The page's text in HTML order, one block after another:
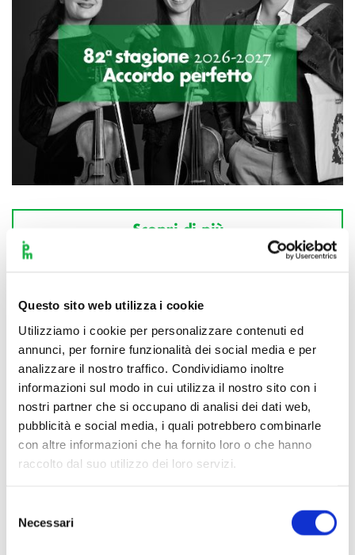
Questo sito web utilizza i cookie
Utilizziamo i cookie per personalizzare contenuti ed
annunci, per fornire funzionalità dei social media e per
analizzare il nostro traffico. Condividiamo inoltre
informazioni sul modo in cui utilizza il nostro sito con i
nostri partner che si occupano di analisi dei dati web,
pubblicità e social media, i quali potrebbero combinarle
con altre informazioni che ha fornito loro o che hanno
raccolto dal suo utilizzo dei loro servizi.
delNecessari
Scopri di più